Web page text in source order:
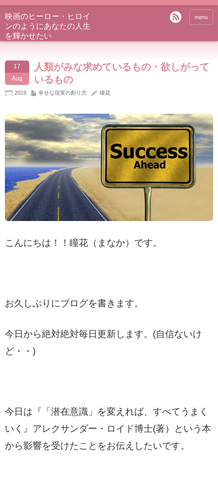
映画のヒーロー・ヒロイ
ンのようにあなたの人生
を輝かせたい
menu
17
Aug
人類がみな求めているもの・欲しがって
いるもの
2019 幸せな現実の創り方 瞳花
こんにちは！！瞳花（まなか）です。
お久しぶりにブログを書きます。
今日から絶対絶対毎日更新します。(自信ないけ
ど・・)
今日は『「潜在意識」を変えれば、すべてうまく
いく』アレクサンダー・ロイド博士(著）という本
から影響を受けたことをお伝えしたいです。